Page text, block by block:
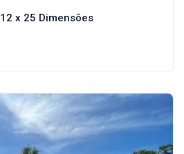
12 x 25 Dimensões